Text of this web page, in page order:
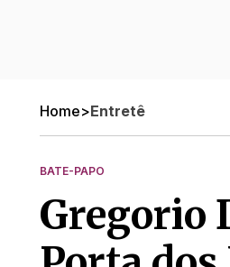
Home>Entretê
BATE-PAPO
Gregorio